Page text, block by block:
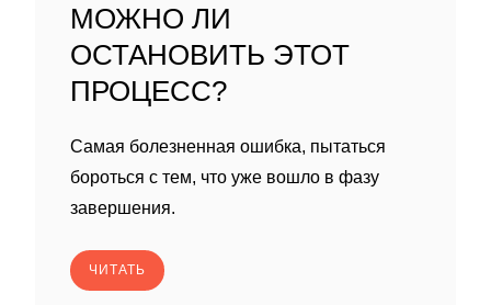
МОЖНО ЛИ
ОСТАНОВИТЬ ЭТОТ
ПРОЦЕСС?
Самая болезненная ошибка, пытаться
бороться с тем, что уже вошло в фазу
завершения.
ЧИТАТЬ